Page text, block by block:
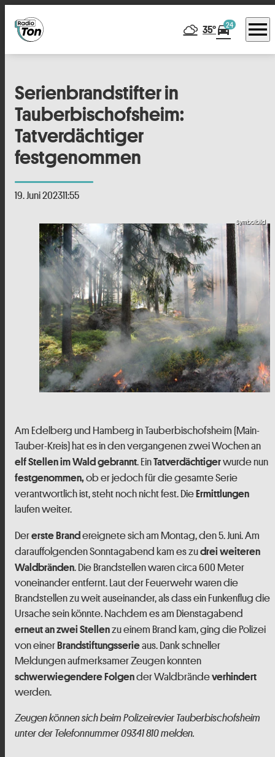
35°directions_car24 menu
Serienbrandstifter in
Tauberbischofsheim:
Tatverdächtiger
festgenommen
19. Juni 202311:55
Symbolbild
Am Edelberg und Hamberg in Tauberbischofsheim (Main-
Tauber-Kreis) hat es in den vergangenen zwei Wochen an
elf Stellen im Wald gebrannt. EinTatverdächtigerwurde nun
festgenommen, ob er jedoch für die gesamte Serie
verantwortlich ist, steht noch nicht fest. DieErmittlungen
laufen weiter.
Dererste Brandereignete sich am Montag, den 5. Juni. Am
darauffolgenden Sonntagabend kam es zudrei weiteren
Waldbränden. Die Brandstellen waren circa 600 Meter
voneinander entfernt. Laut der Feuerwehr waren die
Brandstellen zu weit auseinander, als dass ein Funkenflug die
Ursache sein könnte. Nachdem es am Dienstagabend
erneut an zwei Stellenzu einem Brand kam, ging die Polizei
von einerBrandstiftungsserieaus. Dank schneller
Meldungen aufmerksamer Zeugen konnten
schwerwiegendere Folgender Waldbrändeverhindert
werden.
Zeugen können sich beim Polizeirevier Tauberbischofsheim
unter der Telefonnummer 09341 810 melden.